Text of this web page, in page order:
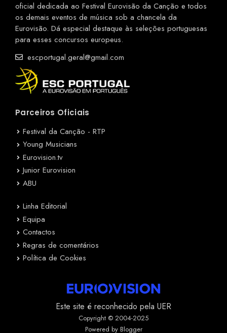
oficial dedicada ao Festival Eurovisão da Canção e todos
os demais eventos de música sob a chancela da
Eurovisão. Dá especial destaque às seleções portuguesas
para esses concursos europeus.
escportugal.geral@gmail.com
Parceiros Oficiais
Festival da Canção - RTP
Young Musicians
Eurovision.tv
Junior Eurovision
ABU
Linha Editorial
Equipa
Contactos
Regras de comentários
Política de Cookies
Este site é reconhecido pela UER
Copyright © 2004-2025
Powered by Blogger